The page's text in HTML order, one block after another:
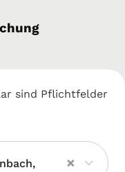
sind Pflichtfelder
×